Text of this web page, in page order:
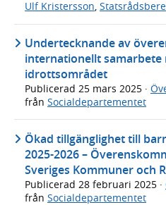
Ulf Kristersson,
Undertecknande av
internationellt samarbete
idrottsområdet
Publicerad 25 mars 2025 ·
från Socialdepartementet
Ökad tillgänglighet till
2025-2026 –
Sveriges Kommuner och
Publicerad 28 februari 2025 ·
från Socialdepartementet